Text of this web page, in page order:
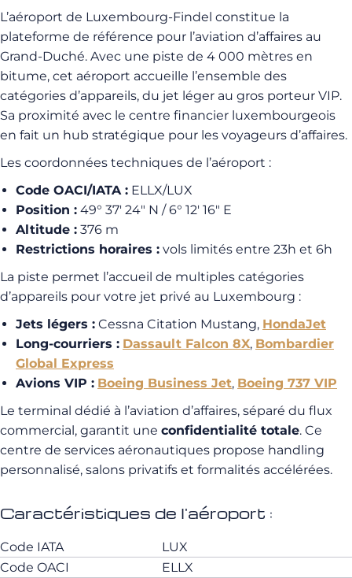
L’aéroport de Luxembourg-Findel constitue la
plateforme de référence pour l’aviation d’affaires au
Grand-Duché. Avec une piste de 4 000 mètres en
bitume, cet aéroport accueille l’ensemble des
catégories d’appareils, du jet léger au gros porteur VIP.
Sa proximité avec le centre financier luxembourgeois
en fait un hub stratégique pour les voyageurs d’affaires.
Les coordonnées techniques de l’aéroport :
Code OACI/IATA : ELLX/LUX
Position : 49° 37′ 24″ N / 6° 12′ 16″ E
Altitude : 376 m
Restrictions horaires : vols limités entre 23h et 6h
La piste permet l’accueil de multiples catégories
d’appareils pour votre jet privé au Luxembourg :
Jets légers : Cessna Citation Mustang, HondaJet
Long-courriers : Dassault Falcon 8X, Bombardier
Global Express
Avions VIP : Boeing Business Jet, Boeing 737 VIP
Le terminal dédié à l’aviation d’affaires, séparé du flux
commercial, garantit une confidentialité totale. Ce
centre de services aéronautiques propose handling
personnalisé, salons privatifs et formalités accélérées.
Caractéristiques de l'aéroport :
Code IATA
LUX
Code OACI
ELLX